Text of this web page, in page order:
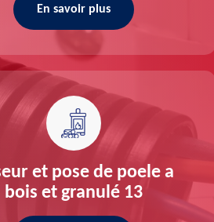
En savoir plus
et pose de poele a
bois et granulé 13